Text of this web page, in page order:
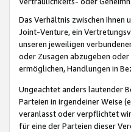
Das Verhältnis zwischen
Joint-Venture, ein
unseren jeweiligen
oder Zusagen abzugeben
ermöglichen, Handlungen in
Ungeachtet anders lautender
Parteien in irgendeiner Weise
veranlasst oder verpflichtet
für eine der Parteien dieser